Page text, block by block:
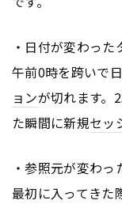
・日付が変わった
午前0時を跨いで
ョンが切れます。
た瞬間に新規セッ
・参照元が変わ
最初に入ってきた